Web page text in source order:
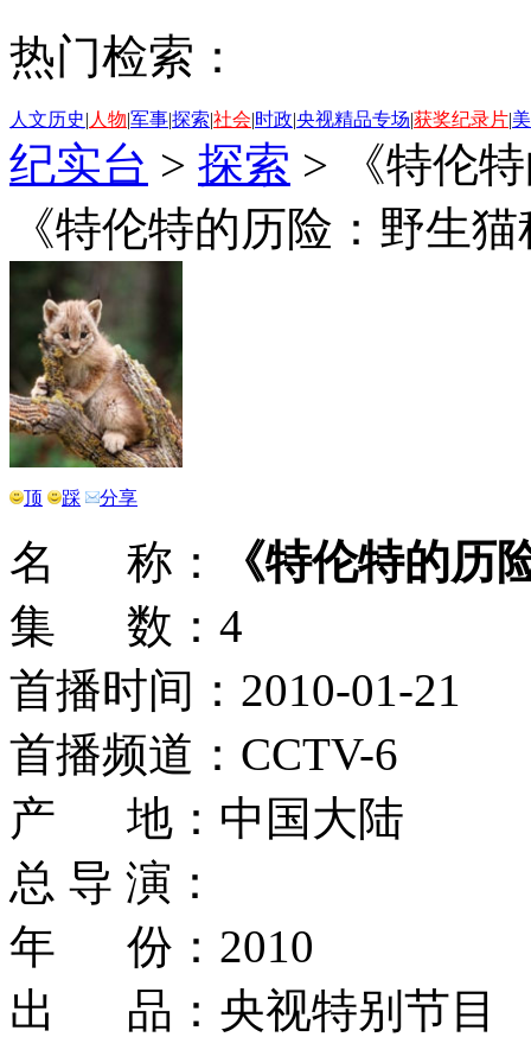
热门检索：
人文历史| 人物|军事|探索|社会|时政|央视精品专场|获奖纪录片|
纪实台 > 探索 >
《特伦
《特伦特的历险：野生
顶 踩 分享
名 称：
《特伦特的历
集 数：4
首播时间：2010-01-21
首播频道：CCTV-6
产 地：中国大陆
总 导 演：
年 份：2010
出 品：央视特别节目